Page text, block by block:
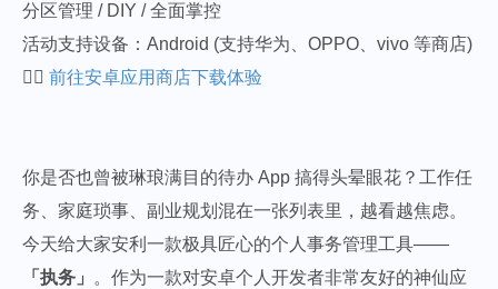
分区管理 / DIY / 全面掌控
活动支持设备：Android (支持华为、OPPO、vivo 等商店)
👉🏻 前往安卓应用商店下载体验
你是否也曾被琳琅满目的待办 App 搞得头晕眼花？工作任
务、家庭琐事、副业规划混在一张列表里，越看越焦虑。
今天给大家安利一款极具匠心的个人事务管理工具——
「执务」
。作为一款对安卓个人开发者非常友好的神仙应